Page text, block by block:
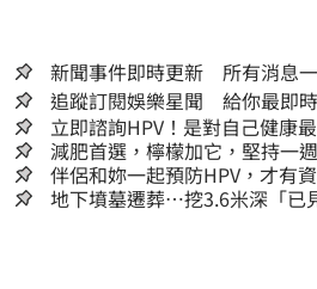
新聞事件即時更新 所有消息一
追蹤訂閱娛樂星聞 給你最即
立即諮詢HPV！是對自己健康
嫌晚！
減肥首選，檸檬加它，堅持一
人生
伴侶和妳一起預防HPV，才有
地下墳墓遷葬…挖3.6米深「已